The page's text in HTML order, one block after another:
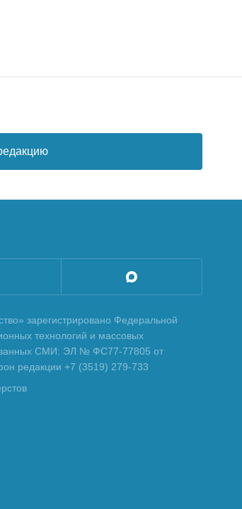
зарегистрировано Федеральной
технологий и массовых
СМИ: ЭЛ № ФС77-77805 от
редакции +7 (3519) 279-733